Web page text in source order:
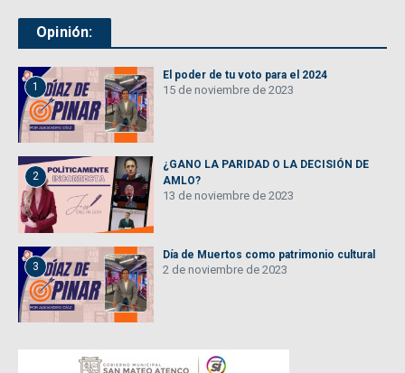
Opinión:
1
El poder de tu voto para el 2024
15 de noviembre de 2023
2
¿GANO LA PARIDAD O LA DECISIÓN DE
AMLO?
13 de noviembre de 2023
3
Día de Muertos como patrimonio cultural
2 de noviembre de 2023